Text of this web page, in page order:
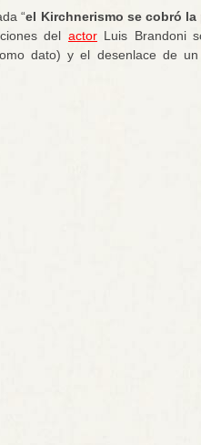
“el Kirchnerismo se cobró la
del actorLuis Brandoni
dato) y el desenlace de un